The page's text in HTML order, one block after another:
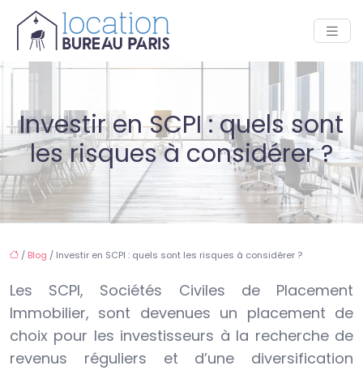
Investir en SCPI : quels sont
les risques à considérer ?
/ Blog / Investir en SCPI : quels sont les risques à considérer ?
Les SCPI, Sociétés Civiles de Placement
Immobilier, sont devenues un placement de
choix pour les investisseurs à la recherche de
revenus réguliers et d’une diversification